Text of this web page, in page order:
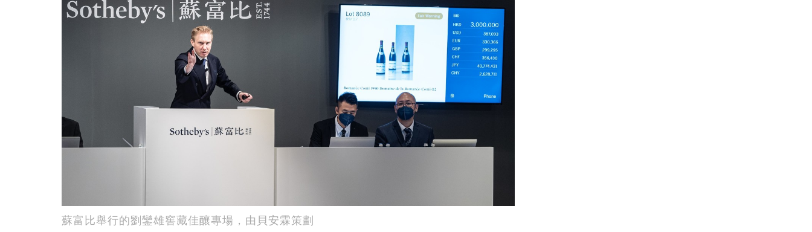
蘇富比舉行的劉鑾雄窖藏佳釀專場，由貝安霖策劃